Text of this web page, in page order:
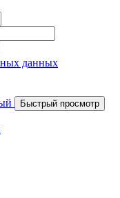
данных
Быстрый просмотр